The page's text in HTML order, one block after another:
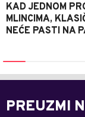
KAD JEDNOM
MLINCIMA,
NEĆE PASTI NA
PREUZMI